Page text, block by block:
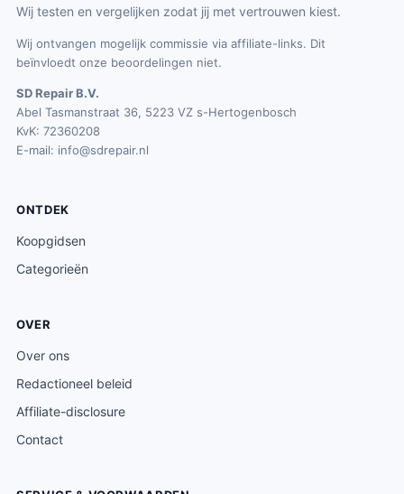
Wij testen en vergelijken zodat jij met vertrouwen kiest.
Wij ontvangen mogelijk commissie via affiliate-links. Dit
beïnvloedt onze beoordelingen niet.
SD Repair B.V.
Abel Tasmanstraat 36, 5223 VZ s-Hertogenbosch
KvK: 72360208
E-mail: info@sdrepair.nl
ONTDEK
Koopgidsen
Categorieën
OVER
Over ons
Redactioneel beleid
Affiliate-disclosure
Contact